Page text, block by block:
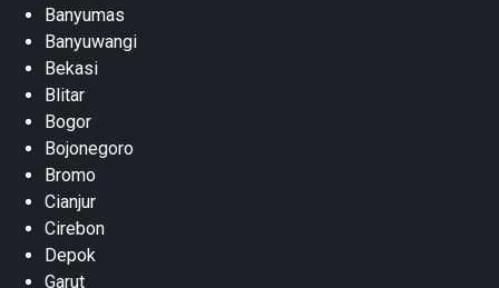
Banyumas
Banyuwangi
Bekasi
Blitar
Bogor
Bojonegoro
Bromo
Cianjur
Cirebon
Depok
Garut